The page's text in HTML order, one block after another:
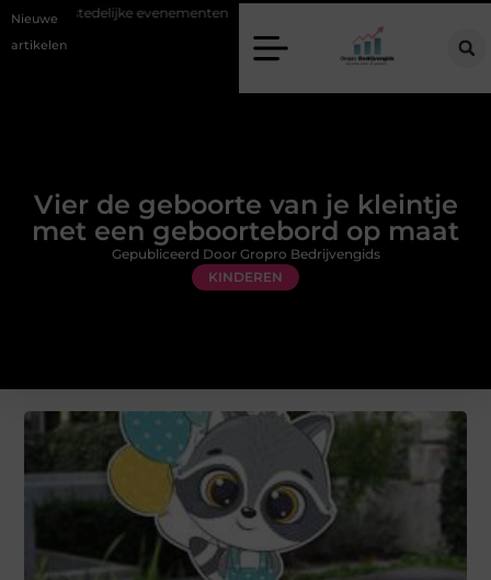
Nieuwe
artikelen
evenementen Alles over flexibele inzet van personeel
Vier de geboorte van je kleintje
met een geboortebord op maat
KINDEREN
Gepubliceerd Door Gropro Bedrijvengids